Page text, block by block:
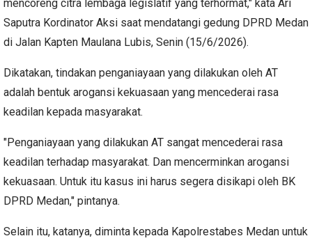
mencoreng citra lembaga legislatif yang terhormat," kata Ari
Saputra Kordinator Aksi saat mendatangi gedung DPRD Medan
di Jalan Kapten Maulana Lubis, Senin (15/6/2026).
Dikatakan, tindakan penganiayaan yang dilakukan oleh AT
adalah bentuk arogansi kekuasaan yang mencederai rasa
keadilan kepada masyarakat.
"Penganiayaan yang dilakukan AT sangat mencederai rasa
keadilan terhadap masyarakat. Dan mencerminkan arogansi
kekuasaan. Untuk itu kasus ini harus segera disikapi oleh BK
DPRD Medan," pintanya.
Selain itu, katanya, diminta kepada Kapolrestabes Medan untuk